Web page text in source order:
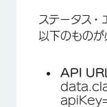
ステータス・
以下のものが
API